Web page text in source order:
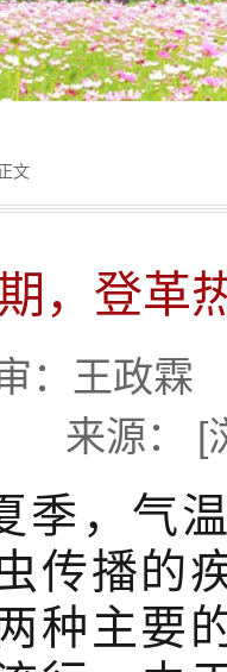
文
，登革
：王政霖
来源： [
季，气
传播的
种主要